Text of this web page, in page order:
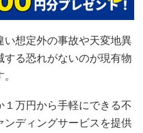
想定外の事故や天変地異
る恐れがないのが現有物
万円から手軽にできる不
ディングサービスを提供